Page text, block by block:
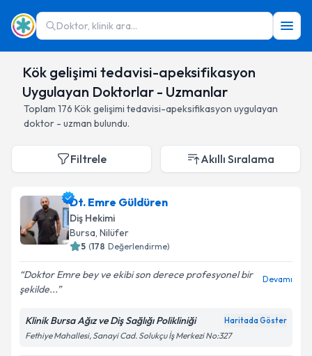
Doktor, klinik ara...
Kök gelişimi tedavisi-apeksifikasyon
Uygulayan Doktorlar - Uzmanlar
Toplam 176 Kök gelişimi tedavisi-apeksifikasyon uygulayan
doktor - uzman bulundu.
Filtrele Akıllı Sıralama
Dt. Emre Güldüren
Diş Hekimi
Bursa, Nilüfer
5 (178 Değerlendirme)
Doktor Emre bey ve ekibi son derece profesyonel bir
şekilde...
Devamı
Klinik Bursa Ağız ve Diş Sağlığı Polikliniği Haritada Göster
Fethiye Mahallesi, Sanayi Cad. Solukçu İş Merkezi No:327